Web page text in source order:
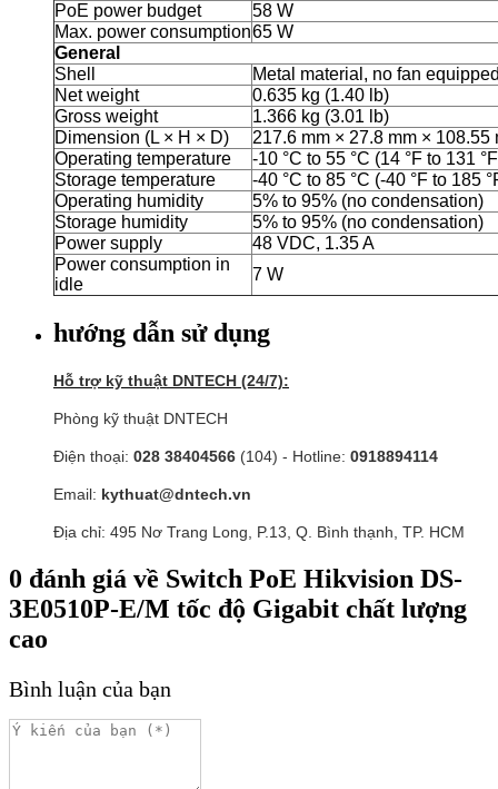
PoE power budget
58 W
Max. power consumption65 W
General
Shell
Metal material, no fan
Net weight
0.635 kg (1.40 lb)
Gross weight
1.366 kg (3.01 lb)
Dimension (L × H × D)
217.6 mm × 27.8 mm × 108.55
Operating temperature
-10 °C to 55 °C (14 °F to 131
Storage temperature
-40 °C to 85 °C (-40 °F to 185
Operating humidity
5% to 95% (no condensation)
Storage humidity
5% to 95% (no condensation)
Power supply
48 VDC, 1.35 A
Power consumption in
idle
7 W
hướng dẫn sử dụng
Hỗ trợ kỹ thuật DNTECH (24/7):
Phòng kỹ thuật DNTECH
Điện thoại: 028 38404566 (104) - Hotline: 0918894114
Email: kythuat@dntech.vn
Địa chỉ: 495 Nơ Trang Long, P.13, Q. Bình thạnh, TP. HCM
0 đánh giá về Switch PoE Hikvision DS-
3E0510P-E/M tốc độ Gigabit chất lượng
cao
Bình luận của bạn